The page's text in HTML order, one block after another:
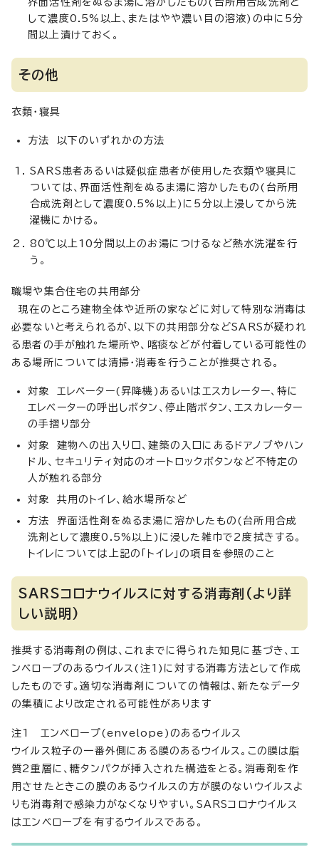
界面活性剤をぬるま湯に溶かしたもの(台所用合成洗剤と
して濃度0.5%以上、またはやや濃い目の溶液)の中に5分
間以上漬けておく。
その他
衣類・寝具
方法 以下のいずれかの方法
SARS患者あるいは疑似症患者が使用した衣類や寝具に
ついては、界面活性剤をぬるま湯に溶かしたもの(台所用
合成洗剤として濃度0.5%以上)に5分以上浸してから洗
濯機にかける。
80℃以上10分間以上のお湯につけるなど熱水洗濯を行
う。
職場や集合住宅の共用部分
現在のところ建物全体や近所の家などに対して特別な消毒は
必要ないと考えられるが、以下の共用部分などSARSが疑われ
る患者の手が触れた場所や、喀痰などが付着している可能性の
ある場所については清掃・消毒を行うことが推奨される。
対象 エレベーター(昇降機)あるいはエスカレーター、特に
エレベーターの呼出しボタン、停止階ボタン、エスカレーター
の手摺り部分
対象 建物への出入り口、建築の入口にあるドアノブやハン
ドル、セキュリティ対応のオートロックボタンなど不特定の
人が触れる部分
対象 共用のトイレ、給水場所など
方法 界面活性剤をぬるま湯に溶かしたもの(台所用合成
洗剤として濃度0.5%以上)に浸した雑巾で2度拭きする。
トイレについては上記の「トイレ」の項目を参照のこと
SARSコロナウイルスに対する消毒剤(より詳
しい説明)
推奨する消毒剤の例は、これまでに得られた知見に基づき、エ
ンベロープのあるウイルス(注1)に対する消毒方法として作成
したものです。適切な消毒剤についての情報は、新たなデータ
の集積により改定される可能性があります
注1 エンベロープ(envelope)のあるウイルス
ウイルス粒子の一番外側にある膜のあるウイルス。この膜は脂
質2重層に、糖タンパクが挿入された構造をとる。消毒剤を作
用させたときこの膜のあるウイルスの方が膜のないウイルスよ
りも消毒剤で感染力がなくなりやすい。SARSコロナウイルス
はエンベロープを有するウイルスである。